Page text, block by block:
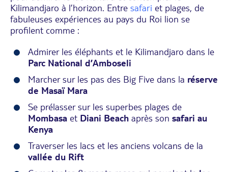
Kilimandjaro à l’horizon. Entre safari et plages, de
fabuleuses expériences au pays du Roi lion se
profilent comme :
Admirer les éléphants et le Kilimandjaro dans le
Parc National d’Amboseli
Marcher sur les pas des Big Five dans la réserve
de Masaï Mara
Se prélasser sur les superbes plages de
Mombasa et Diani Beach après son safari au
Kenya
Traverser les lacs et les anciens volcans de la
vallée du Rift